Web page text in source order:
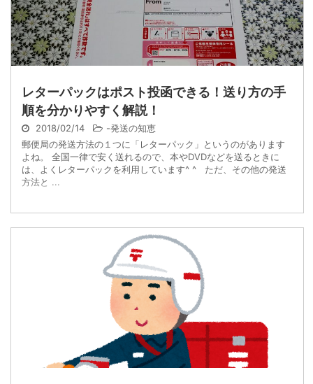
レターパックはポスト投函できる！送り方の手
順を分かりやすく解説！
2018/02/14 -発送の知恵
郵便局の発送方法の１つに「レターパック」というのがあります
よね。 全国一律で安く送れるので、本やDVDなどを送るときに
は、よくレターパックを利用しています^ ^ ただ、その他の発送
方法と ...